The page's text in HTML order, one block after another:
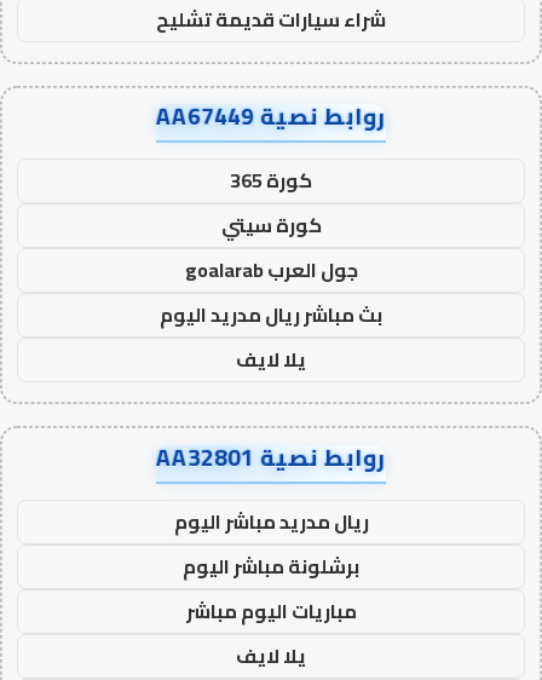
شراء سيارات قديمة تشليح
روابط نصية AA67449
كورة 365
كورة سيتي
جول العرب goalarab
بث مباشر ريال مدريد اليوم
يلا لايف
روابط نصية AA32801
ريال مدريد مباشر اليوم
برشلونة مباشر اليوم
مباريات اليوم مباشر
يلا لايف